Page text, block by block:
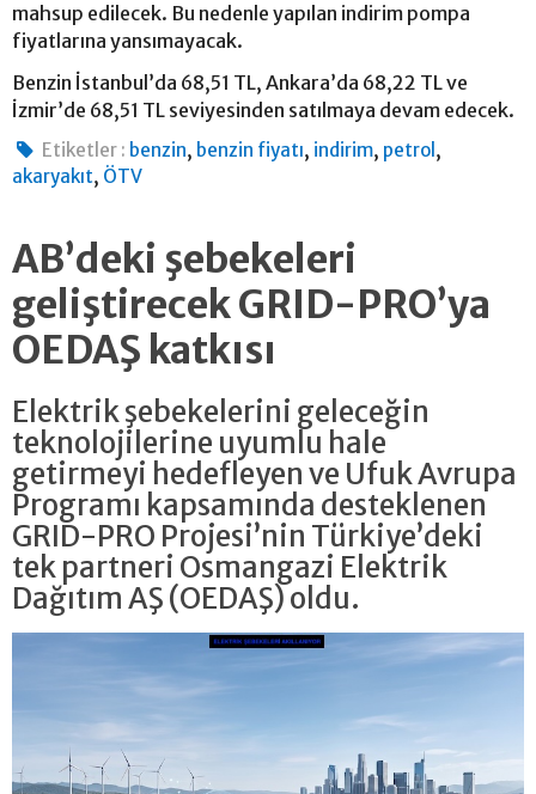
mahsup edilecek. Bu nedenle yapılan indirim pompa
fiyatlarına yansımayacak.
Benzin İstanbul’da 68,51 TL, Ankara’da 68,22 TL ve
İzmir’de 68,51 TL seviyesinden satılmaya devam edecek.
Etiketler : benzin, benzin fiyatı, indirim, petrol ,
akaryakıt, ÖTV
AB’deki şebekeleri
geliştirecek GRID-PRO’ya
OEDAŞ katkısı
Elektrik şebekelerini geleceğin
teknolojilerine uyumlu hale
getirmeyi hedefleyen ve Ufuk Avrupa
Programı kapsamında desteklenen
GRID-PRO Projesi’nin Türkiye’deki
tek partneri Osmangazi Elektrik
Dağıtım AŞ (OEDAŞ) oldu.